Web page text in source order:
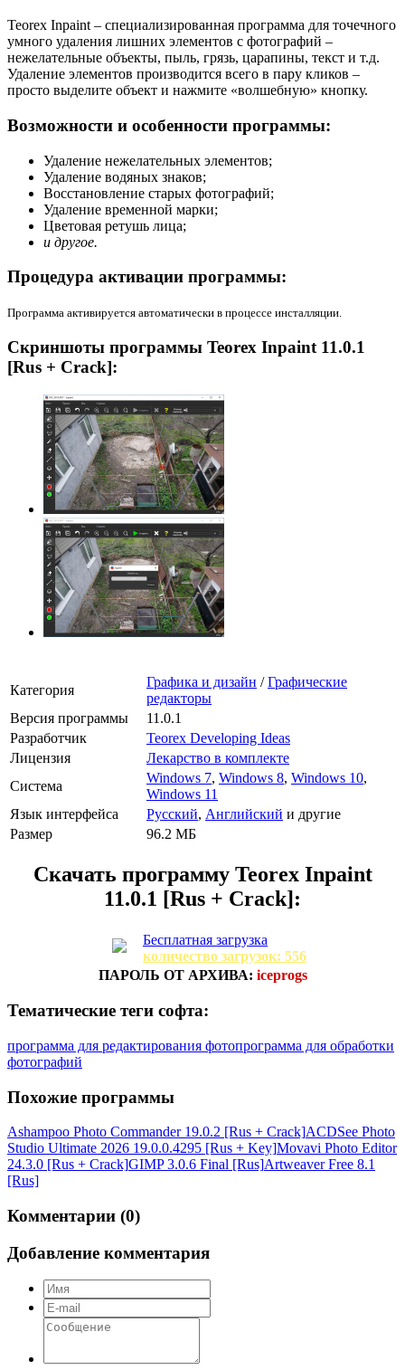
Teorex Inpaint – специализированная программа для точечного
умного удаления лишних элементов с фотографий –
нежелательные объекты, пыль, грязь, царапины, текст и т.д.
Удаление элементов производится всего в пару кликов –
просто выделите объект и нажмите «волшебную» кнопку.
Возможности и особенности программы:
Удаление нежелательных элементов;
Удаление водяных знаков;
Восстановление старых фотографий;
Удаление временной марки;
Цветовая ретушь лица;
и другое.
Процедура активации программы:
Программа активируется автоматически в процессе инсталляции.
Скриншоты программы Teorex Inpaint 11.0.1
[Rus + Crack]:
Категория
Графика и дизайн /Графические
редакторы
Версия программы
11.0.1
Разработчик
Teorex Developing Ideas
Лицензия
Лекарство в комплекте
Система
Windows 7, Windows 8, Windows 10,
Windows 11
Язык интерфейса
Русский, Английский и другие
Размер
96.2 МБ
Скачать программу Teorex Inpaint
11.0.1 [Rus + Crack]:
Бесплатная загрузка
количество загрузок: 556
ПАРОЛЬ ОТ АРХИВА: iceprogs
Тематические теги софта:
программа для редактирования фотопрограмма для обработки
фотографий
Похожие программы
Ashampoo Photo Commander 19.0.2 [Rus + Crack]ACDSee Photo
Studio Ultimate 2026 19.0.0.4295 [Rus + Key]Movavi Photo Editor
24.3.0 [Rus + Crack]GIMP 3.0.6 Final [Rus]Artweaver Free 8.1
[Rus]
Комментарии (0)
Добавление комментария